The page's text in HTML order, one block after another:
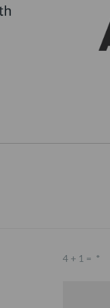
4 + 1 = *